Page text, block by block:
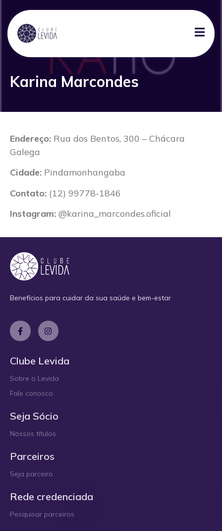
Karina Marcondes
Endereço: Rua dos Bentos, 300 – Chácara
Galega
Cidade: Pindamonhangaba
Contato: (12) 99778-1846
Instagram: @karina_marcondes.oficial
Benefícios para cuidar da sua saúde e bem-estar
Clube Levida
Sobre o Levida
Fale conosco
Seja Sócio
Nossos títulos
Parceiros
Seja parceiro
Rede credenciada
Pesquisar parceiros